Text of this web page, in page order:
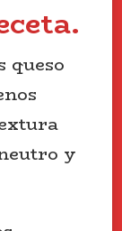
queso
y